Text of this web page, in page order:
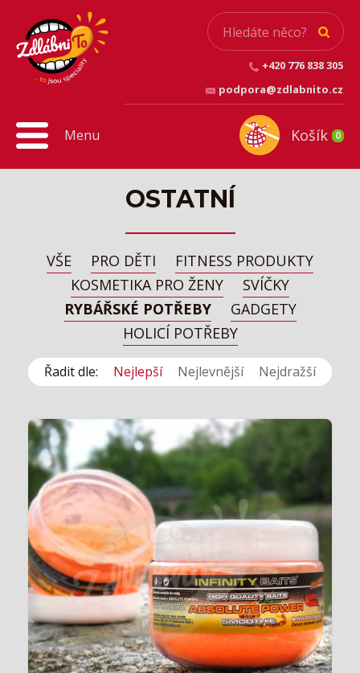
+420 776 838 305
podpora@zdlabnito.cz
Košík 0
Menu
OSTATNÍ
VŠE PRO DĚTI
FITNESS PRODUKTY
KOSMETIKA PRO ŽENY
SVÍČKY
RYBÁŘSKÉ POTŘEBY
GADGETY
HOLICÍ POTŘEBY
Řadit dle: Nejlepší Nejlevnější Nejdražší